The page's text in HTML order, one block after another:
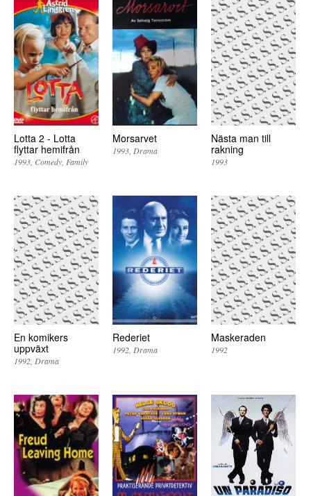
Lotta 2 - Lotta
flyttar hemifrån
1993 Comedy Family
Morsarvet
1993 Drama
Nästa man till
rakning
1993
En komikers
uppväxt
1992 Drama
Rederiet
1992 Drama
Maskeraden
1992